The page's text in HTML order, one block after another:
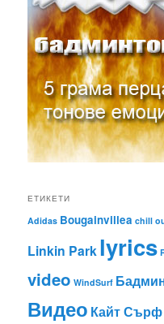
ЕТИКЕТИ
Adidas Bougainvillea chill
Linkin Parklyrics
video WindSurf
Видео Кайт Сърф